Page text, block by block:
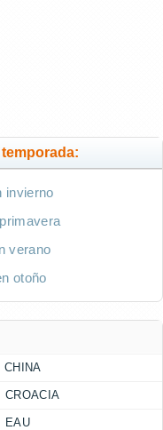
invierno
verano
otoño
CHINA
CROACIA
EAU